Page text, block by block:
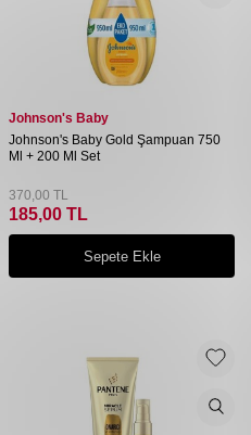
Johnson's Baby
Johnson's Baby Gold Şampuan 750
Ml + 200 Ml Set
370,00 TL
185,00 TL
Sepete Ekle